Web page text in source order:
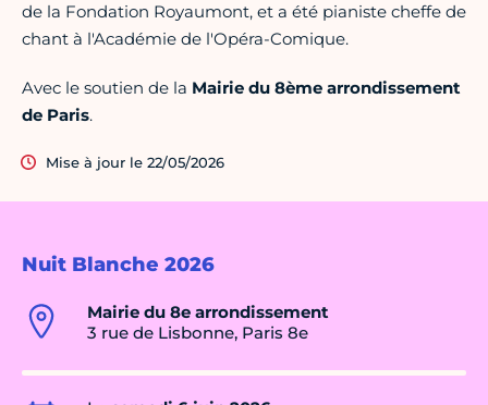
Nuit Blanche 2026
Mairie du 8e arrondissement
3 rue de Lisbonne, Paris 8e
de la Fondation Royaumont, et a été pianiste cheffe de
chant à l'Académie de l'Opéra-Comique.
Avec le soutien de la Mairie du 8ème arrondissement
de Paris.
Mise à jour le 22/05/2026